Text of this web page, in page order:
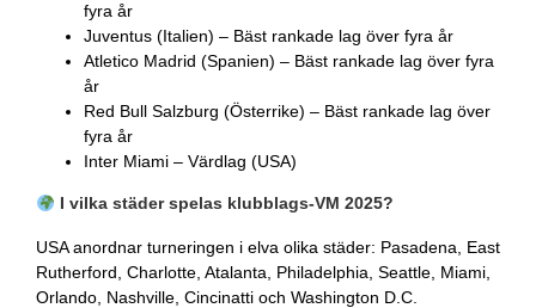
fyra år
Juventus (Italien) – Bäst rankade lag över fyra år
Atletico Madrid (Spanien) – Bäst rankade lag över fyra
år
Red Bull Salzburg (Österrike) – Bäst rankade lag över
fyra år
Inter Miami – Värdlag (USA)
I vilka städer spelas klubblags-VM 2025?
USA anordnar turneringen i elva olika städer: Pasadena, East
Rutherford, Charlotte, Atalanta, Philadelphia, Seattle, Miami,
Orlando, Nashville, Cincinatti och Washington D.C.